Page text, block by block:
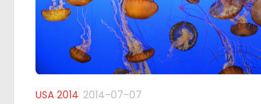
USA 2014 2014-07-07